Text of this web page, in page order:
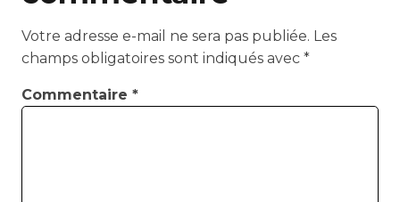
Votre adresse e-mail ne sera pas publiée. Les
champs obligatoires sont indiqués avec *
Commentaire *